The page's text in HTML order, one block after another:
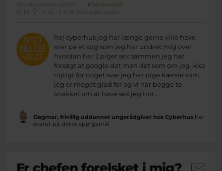
Brevkassespørgsmål
#Seksualitet
Af M
14 år · 3 år 8 måneder siden
hej cyperhus jeg har længe gerne ville have
svar på et spg som jeg har undret mig over
hvordan har 2 piger sex sammen jeg har
forsøgt at google det men det som om jeg ikke
rigtigt for noget svar jeg har pige kærste som
jeg er meget glad for og vi har begge to
snakket om at have sex jeg tror...
Dagmar, frivillig uddannet ungerådgiver hos Cyberhushar
svaret på dette spørgsmål